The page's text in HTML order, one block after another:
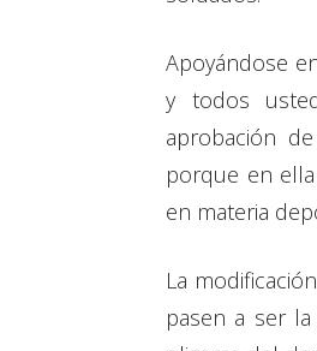
Apoyándose
y todos
aprobación
porque en
en materia
La
pasen a ser